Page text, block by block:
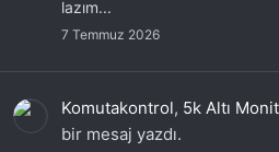
lazım...
7 Temmuz 2026
Komutakontrol, 5k Altı
bir mesaj yazdı.